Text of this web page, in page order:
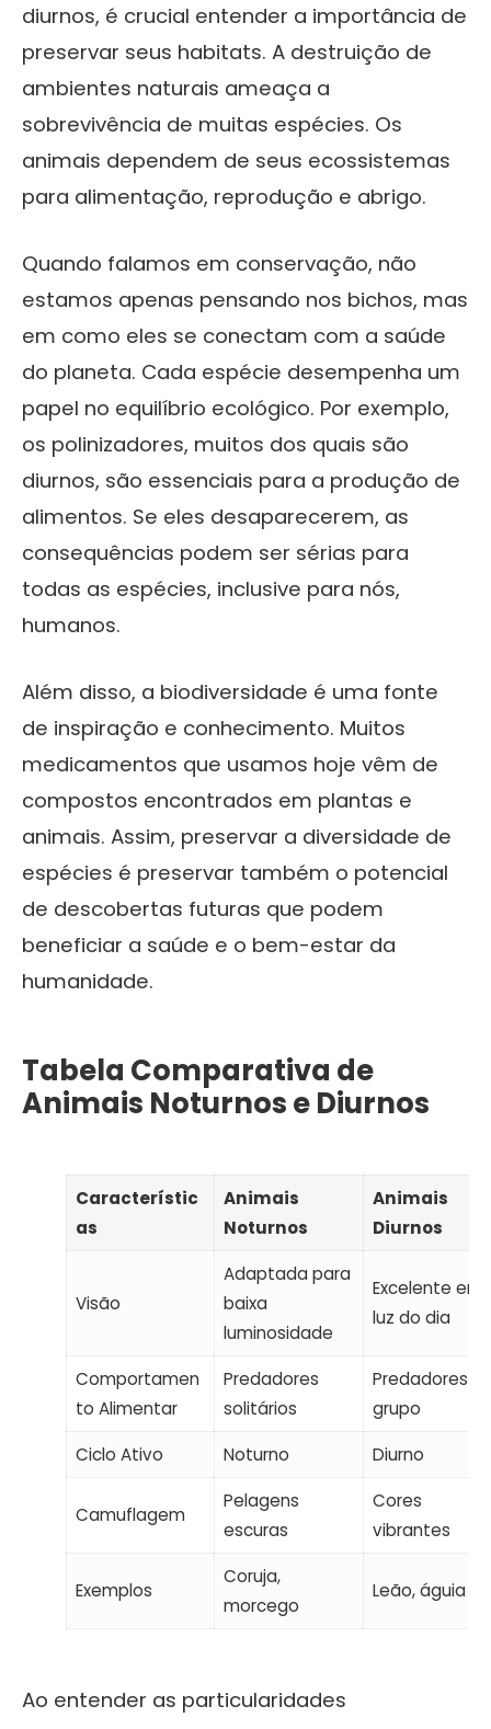
diurnos, é crucial entender a importância de
preservar seus habitats. A destruição de
ambientes naturais ameaça a
sobrevivência de muitas espécies. Os
animais dependem de seus ecossistemas
para alimentação, reprodução e abrigo.
Quando falamos em conservação, não
estamos apenas pensando nos bichos, mas
em como eles se conectam com a saúde
do planeta. Cada espécie desempenha um
papel no equilíbrio ecológico. Por exemplo,
os polinizadores, muitos dos quais são
diurnos, são essenciais para a produção de
alimentos. Se eles desaparecerem, as
consequências podem ser sérias para
todas as espécies, inclusive para nós,
humanos.
Além disso, a biodiversidade é uma fonte
de inspiração e conhecimento. Muitos
medicamentos que usamos hoje vêm de
compostos encontrados em plantas e
animais. Assim, preservar a diversidade de
espécies é preservar também o potencial
de descobertas futuras que podem
beneficiar a saúde e o bem-estar da
humanidade.
Tabela Comparativa de
Animais Noturnos e Diurnos
Característic
as
Animais
Noturnos
Animais
Diurnos
Visão
Adaptada para
baixa
luminosidade
Excelente em
luz do dia
Comportamen
to Alimentar
Predadores
solitários
Predadores
grupo
Ciclo Ativo
Noturno Diurno
Camuflagem
Pelagens
escuras
Cores
vibrantes
Exemplos
Coruja,
morcego
Leão, águia
Ao entender as particularidades